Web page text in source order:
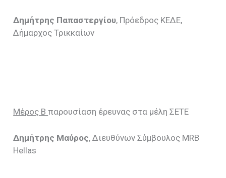
Δημήτρης Παπαστεργίου, Πρόεδρος ΚΕΔΕ,
Δήμαρχος Τρικκαίων
Μέρος Βπαρουσίαση έρευνας στα μέλη ΣΕΤΕ
Δημήτρης Μαύρος, Διευθύνων Σύμβουλος MRB
Hellas